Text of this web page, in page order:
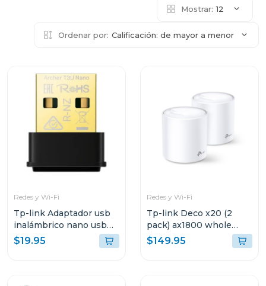
Mostrar: 12
Ordenar por: Calificación: de mayor a menor
Redes y Wi-Fi
Tp-link Adaptador usb
inalámbrico nano usb
de doble banda ac1300
t3u nano
$19.95
Redes y Wi-Fi
Tp-link Deco x20 (2
pack) ax1800 whole
home mesh
$149.95